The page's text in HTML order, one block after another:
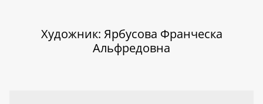
Художник: Ярбусова Франческа
Альфредовна